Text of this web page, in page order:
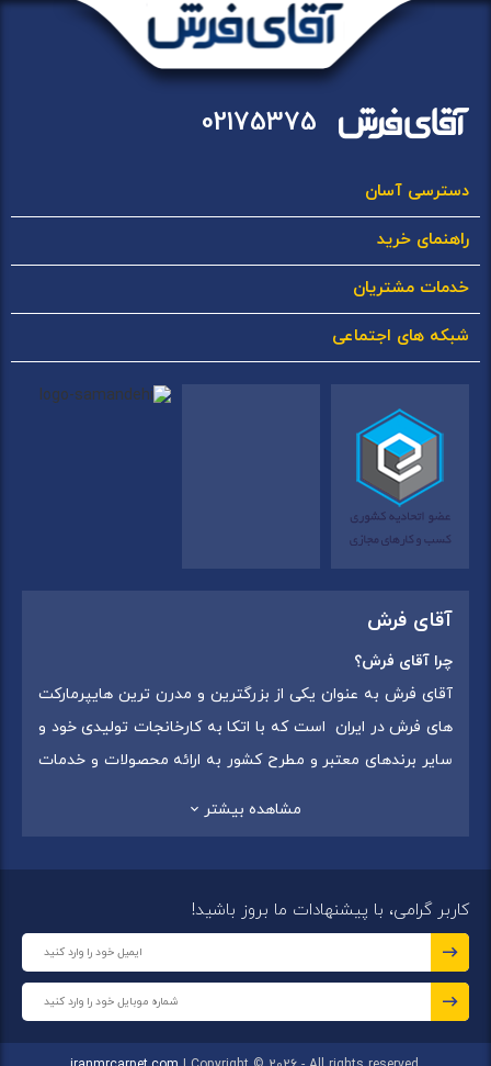
02175375
دسترسی آسان
راهنمای خرید
خدمات مشتریان
شبکه های اجتماعی
آقای فرش
چرا آقای فرش؟
آقای فرش به عنوان یکی از بزرگترین و مدرن ترین هایپرمارکت
های فرش در ایران است که با اتکا به کارخانجات تولیدی خود و
سایر برندهای معتبر و مطرح کشور به ارائه محصولات و خدمات
شهر:فردیس ) ، استان قزوین (شهر قزوین)
مجموعه در تمامی شعب خود بهترین برند ها و بافته های ایران
کلاسیک،فرش کودک، فرش دستبافتوتابلو فرش دستبافت
گرد هم آورده است.
مشاهده بیشتر
کاربر گرامی، با پیشنهادات ما بروز باشید!